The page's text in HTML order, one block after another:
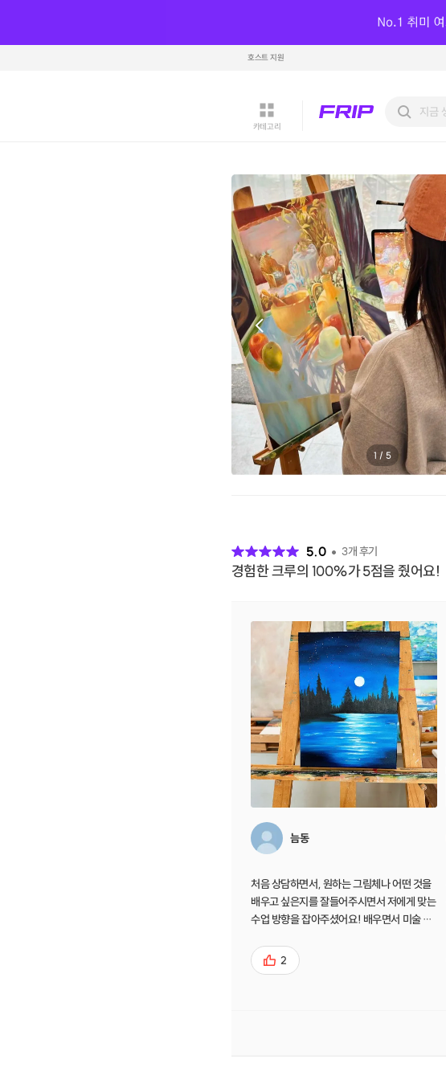
호스트 지원
카테고리
1 / 5
5.0 3개 후기
경험한 크루의 100%가 5점을 줬어요!
늠동
처음 상담하면서, 원하는 그림체나 어떤 것을
배우고 싶은지를 잘들어주시면서 저에게 맞는
수업 방향을 잡아주셨어요! 배우면서 미술 초
한 부분을 바로 캐치해서 알려주시는 선생님
이 가르쳐주셔서 금방 늘 것 같네요! 인근에 주
2